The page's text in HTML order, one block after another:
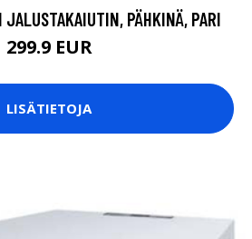
JALUSTAKAIUTIN, PÄHKINÄ, PARI
299.9 EUR
LISÄTIETOJA